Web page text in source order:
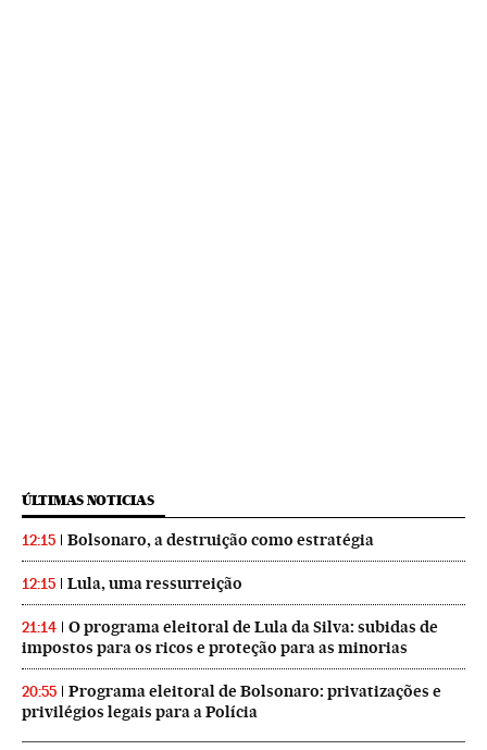
ÚLTIMAS NOTICIAS
12:15 Bolsonaro, a destruição como estratégia
12:15 Lula, uma ressurreição
21:14
O programa eleitoral de Lula da Silva: subidas de
impostos para os ricos e proteção para as minorias
20:55
Programa eleitoral de Bolsonaro: privatizações e
privilégios legais para a Polícia